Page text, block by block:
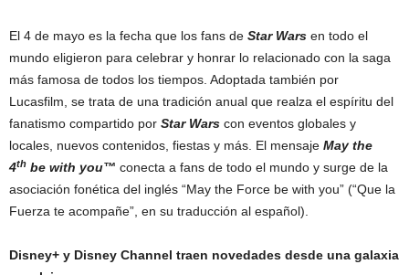
El 4 de mayo es la fecha que los fans de Star Wars en todo el
mundo eligieron para celebrar y honrar lo relacionado con la saga
más famosa de todos los tiempos. Adoptada también por
Lucasfilm, se trata de una tradición anual que realza el espíritu del
fanatismo compartido por Star Wars con eventos globales y
locales, nuevos contenidos, fiestas y más. El mensaje May the
4th be with you™ conecta a fans de todo el mundo y surge de la
asociación fonética del inglés “May the Force be with you” (“Que la
Fuerza te acompañe”, en su traducción al español).
Disney+ y Disney Channel traen novedades desde una galaxia